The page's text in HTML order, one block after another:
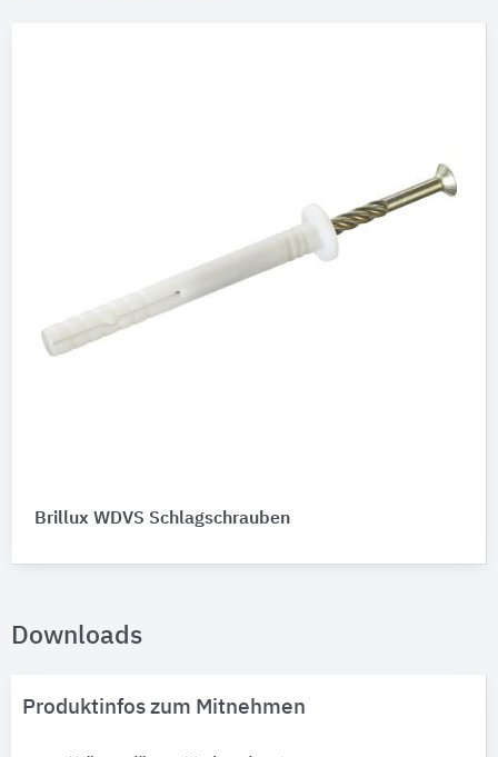
Brillux WDVS Schlagschrauben
Downloads
Produktinfos zum Mitnehmen